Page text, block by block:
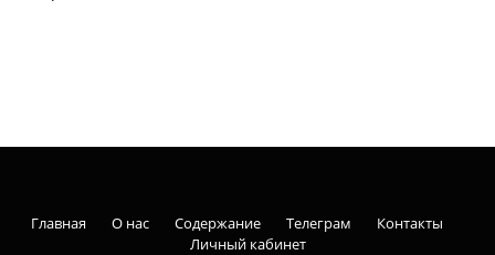
Главная О нас Содержание Телеграм
Контакты
Личный кабинет